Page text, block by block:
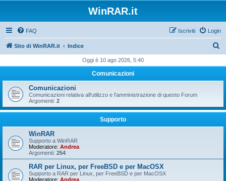
WinRAR.it
FAQ Login
Iscriviti
Sito di WinRAR.it Indice
c
Oggi è 10 ago 2026, 5:40
Comunicazioni
Comunicazioni
Comunicazioni relativa all'utilizzo e l'amministrazione di questo Forum
Argomenti: 2
Supporto
WinRAR
Supporto a WinRAR
Moderatore: Andrea
Argomenti: 254
RAR per Linux, per FreeBSD e per MacOSX
Supporto a RAR per Linux, per FreeBSD e per MacOSX
Moderatore: Andrea